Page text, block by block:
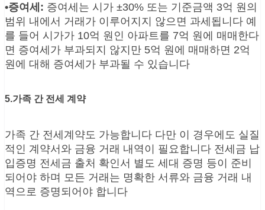
•증여세: 증여세는 시가 ±30% 또는 기준금액 3억 원의
범위 내에서 거래가 이루어지지 않으면 과세됩니다 예
를 들어 시가가 10억 원인 아파트를 7억 원에 매매한다
면 증여세가 부과되지 않지만 5억 원에 매매하면 2억
원에 대해 증여세가 부과될 수 있습니다
5.가족 간 전세 계약
가족 간 전세계약도 가능합니다 다만 이 경우에도 실질
적인 계약서와 금융 거래 내역이 필요합니다 전세금 납
입증명 전세금 출처 확인서 별도 세대 증명 등이 준비
되어야 하며 모든 거래는 명확한 서류와 금융 거래 내
역으로 증명되어야 합니다